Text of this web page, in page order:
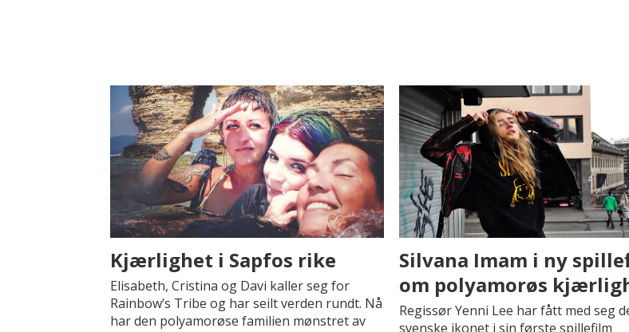
Kjærlighet i Sapfos rike
Elisabeth, Cristina og Davi kaller seg for
Rainbow’s Tribe og har seilt verden rundt. Nå
har den polyamorøse familien mønstret av
Silvana Imam i ny
om polyamorøs
Regissør Yenni Lee har fått med seg
svenske ikonet i sin første spillefilm